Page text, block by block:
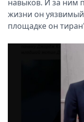
навыков. И за ним
жизни он
площадке он